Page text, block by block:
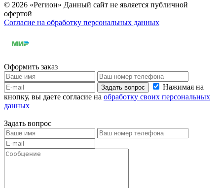
© 2026 «Регион» Данный сайт не является публичной
офертой
Согласие на обработку персональных данных
Оформить заказ
Задать вопрос
Нажимая на
кнопку, вы даете согласие на обработку своих персональных
данных
Задать вопрос